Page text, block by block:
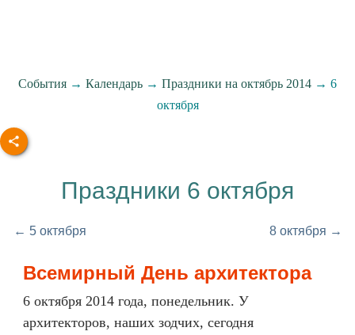
События → Календарь → Праздники на октябрь 2014 → 6
октября
Праздники 6 октября
← 5 октября 8 октября →
Всемирный День архитектора
6 октября 2014 года, понедельник. У
архитекторов, наших зодчих, сегодня